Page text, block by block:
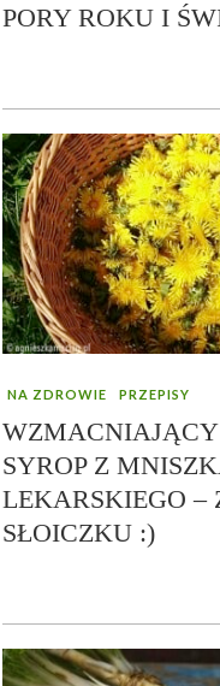
PORY ROKU I
NA ZDROWIE PRZEPISY
WZMACNIAJĄCY
SYROP Z
LEKARSKIEGO –
SŁOICZKU :)